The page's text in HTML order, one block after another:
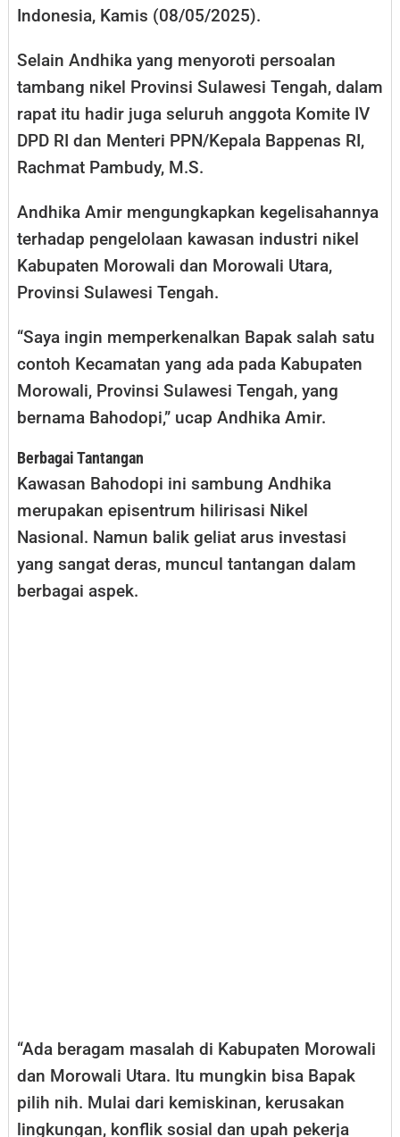
Indonesia, Kamis (08/05/2025).
Selain Andhika yang menyoroti persoalan
tambang nikel Provinsi Sulawesi Tengah, dalam
rapat itu hadir juga seluruh anggota Komite IV
DPD RI dan Menteri PPN/Kepala Bappenas RI,
Rachmat Pambudy, M.S.
Andhika Amir mengungkapkan kegelisahannya
terhadap pengelolaan kawasan industri nikel
Kabupaten Morowali dan Morowali Utara,
Provinsi Sulawesi Tengah.
“Saya ingin memperkenalkan Bapak salah satu
contoh Kecamatan yang ada pada Kabupaten
Morowali, Provinsi Sulawesi Tengah, yang
bernama Bahodopi,” ucap Andhika Amir.
Berbagai Tantangan
Kawasan Bahodopi ini sambung Andhika
merupakan episentrum hilirisasi Nikel
Nasional. Namun balik geliat arus investasi
yang sangat deras, muncul tantangan dalam
berbagai aspek.
“Ada beragam masalah di Kabupaten Morowali
dan Morowali Utara. Itu mungkin bisa Bapak
pilih nih. Mulai dari kemiskinan, kerusakan
lingkungan, konflik sosial dan upah pekerja